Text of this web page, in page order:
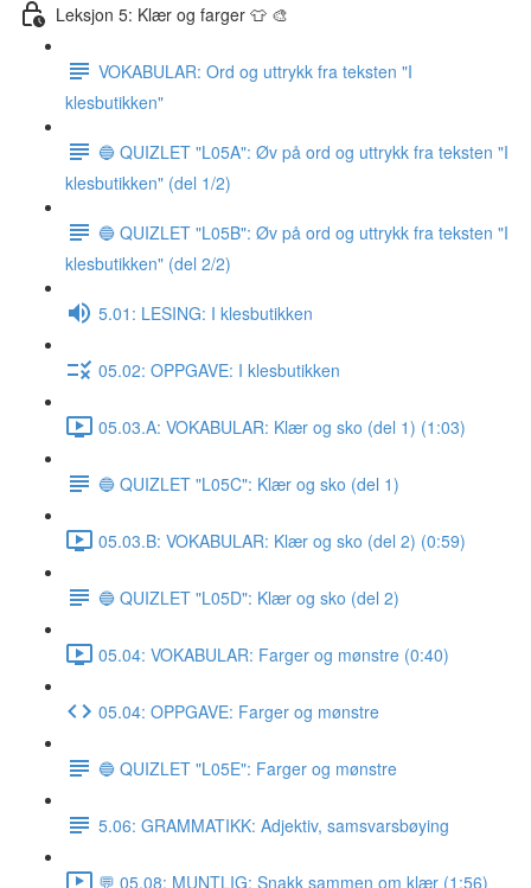
Leksjon 5: Klær og farger 👕 🎨
VOKABULAR: Ord og uttrykk fra teksten "I
klesbutikken"
🔵 QUIZLET "L05A": Øv på ord og uttrykk fra teksten "I
klesbutikken" (del 1/2)
🔵 QUIZLET "L05B": Øv på ord og uttrykk fra teksten "I
klesbutikken" (del 2/2)
5.01: LESING: I klesbutikken
05.02: OPPGAVE: I klesbutikken
05.03.A: VOKABULAR: Klær og sko (del 1) (1:03)
🔵 QUIZLET "L05C": Klær og sko (del 1)
05.03.B: VOKABULAR: Klær og sko (del 2) (0:59)
🔵 QUIZLET "L05D": Klær og sko (del 2)
05.04: VOKABULAR: Farger og mønstre (0:40)
05.04: OPPGAVE: Farger og mønstre
🔵 QUIZLET "L05E": Farger og mønstre
5.06: GRAMMATIKK: Adjektiv, samsvarsbøying
💬 05.08: MUNTLIG: Snakk sammen om klær (1:56)